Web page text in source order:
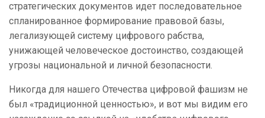
стратегических документов идет последовательное
спланированное формирование правовой базы,
легализующей систему цифрового рабства,
унижающей человеческое достоинство, создающей
угрозы национальной и личной безопасности.
Никогда для нашего Отечества цифровой фашизм не
был «традиционной ценностью», и вот мы видим его